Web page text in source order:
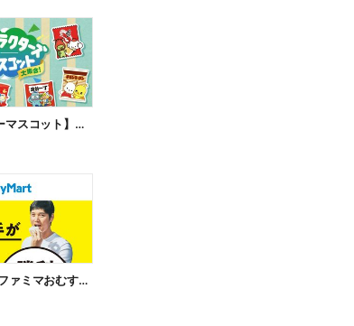
【サンリオ×メーカーマスコット】オリジナルグッズ貰える!
【おトク】大谷選手ファミマおむすび割